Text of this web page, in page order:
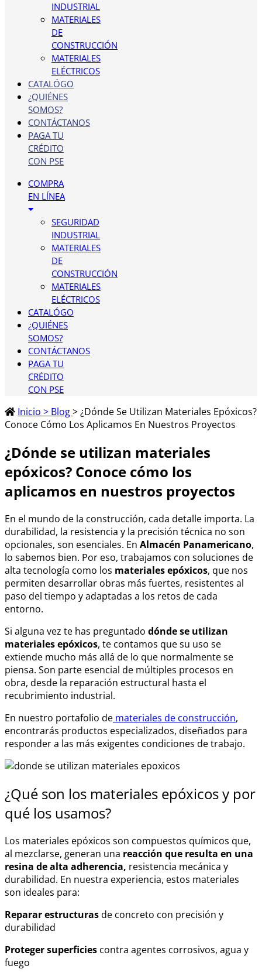
INDUSTRIAL
MATERIALES
DE
CONSTRUCCIÓN
MATERIALES
ELÉCTRICOS
CATALÓGO
¿QUIÉNES
SOMOS?
CONTÁCTANOS
PAGA TU
CRÉDITO
CON PSE
COMPRA
EN LÍNEA
SEGURIDAD
INDUSTRIAL
MATERIALES
DE
CONSTRUCCIÓN
MATERIALES
ELÉCTRICOS
CATALÓGO
¿QUIÉNES
SOMOS?
CONTÁCTANOS
PAGA TU
CRÉDITO
CON PSE
Inicio > Blog> ¿Dónde Se Utilizan Materiales Epóxicos?
Conoce Cómo Los Aplicamos En Nuestros Proyectos
¿Dónde se utilizan materiales
epóxicos? Conoce cómo los
aplicamos en nuestros proyectos
En el mundo de la construcción, cada detalle importa. La
durabilidad, la resistencia y la precisión técnica no son
opcionales, son esenciales. En Almacén Panamericano,
lo sabemos bien. Por eso, trabajamos con soluciones de
alta tecnología como los materiales epóxicos, que nos
permiten desarrollar obras más fuertes, resistentes al
paso del tiempo y adaptadas a los retos de cada
entorno.
Si alguna vez te has preguntado dónde se utilizan
materiales epóxicos, te contamos que su uso se
extiende mucho más allá de lo que normalmente se
piensa. Son parte esencial de múltiples procesos en
obra, desde la reparación estructural hasta el
recubrimiento industrial.
En nuestro portafolio de materiales de construcción,
encontrarás productos especializados, diseñados para
responder a las más exigentes condiciones de trabajo.
¿Qué son los materiales epóxicosy por
qué los usamos?
Los materiales epóxicos son compuestos químicos que,
al mezclarse, generan una reacción que resulta en una
resina de alta adherencia, resistencia mecánica y
durabilidad. En nuestra experiencia, estos materiales
son ideales para:
Reparar estructurasde concreto con precisión y
durabilidad
Proteger superficies contra agentes corrosivos, agua y
fuego